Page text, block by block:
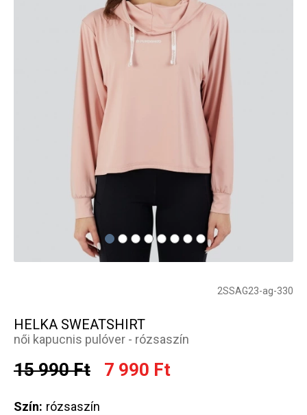
2SSAG23-ag-330
HELKA SWEATSHIRT
női kapucnis pulóver - rózsaszín
15 990 Ft 7 990 Ft
Szín: rózsaszín